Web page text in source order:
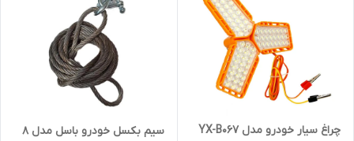
چراغ سیار خودرو مدل YX-B067
سیم بکسل خودرو باسل مدل 8